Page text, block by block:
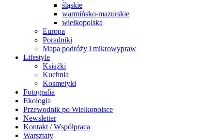
śląskie
warmińsko-mazurskie
wielkopolska
Europa
Poradniki
Mapa podróży i mikrowypraw
Lifestyle
Książki
Kuchnia
Kosmetyki
Fotografia
Ekologia
Przewodnik po Wielkopolsce
Newsletter
Kontakt / Współpraca
Warsztaty